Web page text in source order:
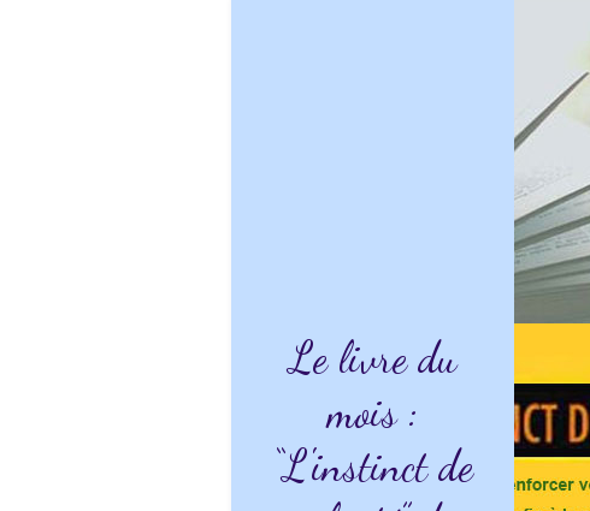
Le livre du
mois :
“L'instinct de